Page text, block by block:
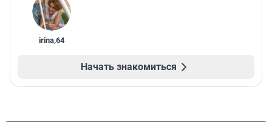
irina,64
Начать знакомиться